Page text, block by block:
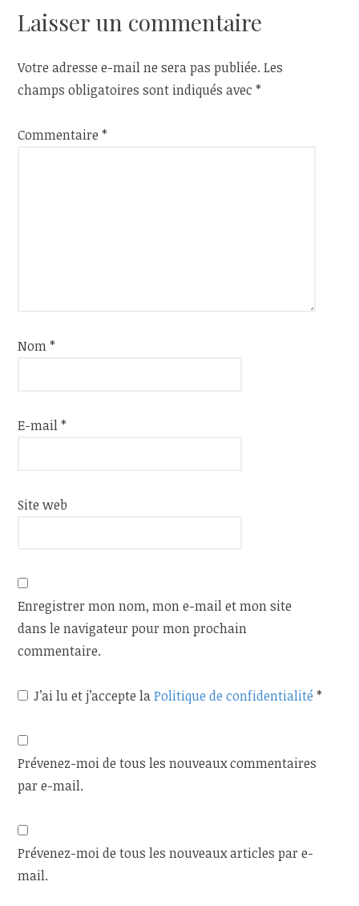
l’article
Laisser un commentaire
Votre adresse e-mail ne sera pas publiée. Les
champs obligatoires sont indiqués avec*
Commentaire*
Nom*
E-mail*
Site web
Enregistrer mon nom, mon e-mail et mon site
dans le navigateur pour mon prochain
commentaire.
J’ai lu et j’accepte laPolitique de confidentialité*
Prévenez-moi de tous les nouveaux commentaires
par e-mail.
Prévenez-moi de tous les nouveaux articles par e-
mail.